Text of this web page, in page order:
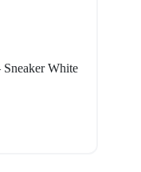
White